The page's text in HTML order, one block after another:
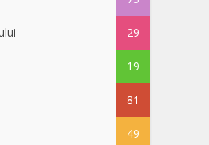
29
19
81
49